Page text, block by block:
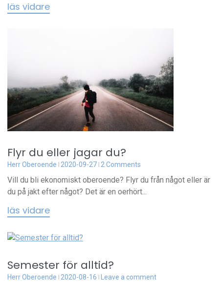
läs vidare
Flyr du eller jagar du?
Herr Oberoende 2020-09-27 2 Comments
Vill du bli ekonomiskt oberoende? Flyr du från något eller är
du på jakt efter något? Det är en oerhört...
läs vidare
Semester för alltid?
Herr Oberoende 2020-08-16 Leave a comment